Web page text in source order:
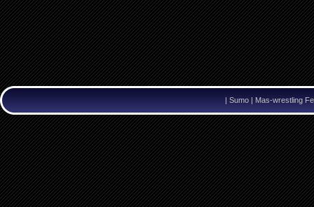
| Sumo | Mas-wrestling